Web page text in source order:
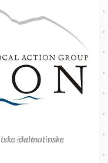
života u svim